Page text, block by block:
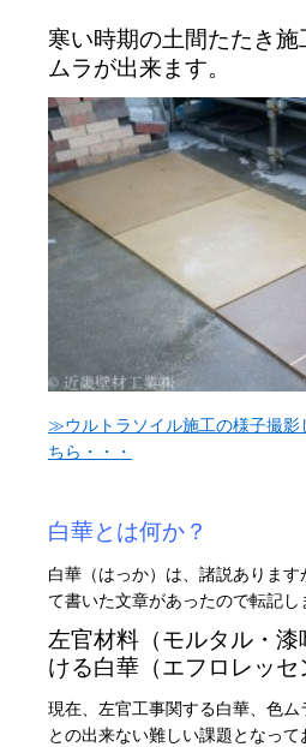
寒い時期の土間たたき
ムラが出来ます。
≫ウルトラソイル施工の様子撮影
ちら・・・
白華とは何か？
白華（はっか）は、諸説ありま
て書いた文章があったので転記し
左官材料（モルタル・
ける白華（エフロレッセ
現在、左官工事関する白華、色ム
との出来ない難しい課題となって